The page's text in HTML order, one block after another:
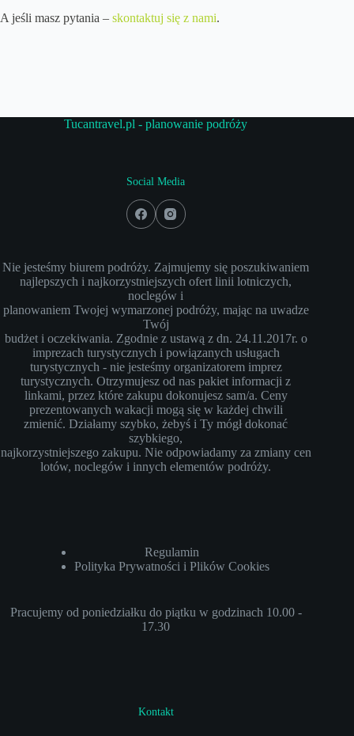
A jeśli masz pytania – skontaktuj się z nami.
Tucantravel.pl - planowanie podróży
Social Media
Nie jesteśmy biurem podróży. Zajmujemy się poszukiwaniem
najlepszych i najkorzystniejszych ofert linii lotniczych,
noclegów i
planowaniem Twojej wymarzonej podróży, mając na uwadze
Twój
budżet i oczekiwania. Zgodnie z ustawą z dn. 24.11.2017r. o
imprezach turystycznych i powiązanych usługach
turystycznych - nie jesteśmy organizatorem imprez
turystycznych. Otrzymujesz od nas pakiet informacji z
linkami, przez które zakupu dokonujesz sam/a. Ceny
prezentowanych wakacji mogą się w każdej chwili
zmienić. Działamy szybko, żebyś i Ty mógł dokonać
szybkiego,
najkorzystniejszego zakupu. Nie odpowiadamy za zmiany cen
lotów, noclegów i innych elementów podróży.
Regulamin
Polityka Prywatności i Plików Cookies
Pracujemy od poniedziałku do piątku w godzinach 10.00 -
17.30
Kontakt